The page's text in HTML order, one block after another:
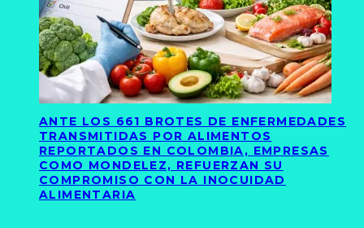
ANTE LOS 661 BROTES DE ENFERMEDADES
TRANSMITIDAS POR ALIMENTOS
REPORTADOS EN COLOMBIA, EMPRESAS
COMO MONDELEZ, REFUERZAN SU
COMPROMISO CON LA INOCUIDAD
ALIMENTARIA